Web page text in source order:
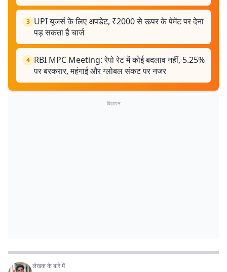
3 UPI यूजर्स के लिए अपडेट, ₹2000 से ऊपर के पेमेंट पर देना
पड़ सकता है चार्ज
4 RBI MPC Meeting: रेपो रेट में कोई बदलाव नहीं, 5.25%
पर बरकरार, महंगाई और ग्लोबल संकट पर नजर
विज्ञापन
लेखक के बारे में